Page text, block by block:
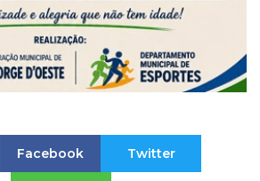
Facebook Twitter